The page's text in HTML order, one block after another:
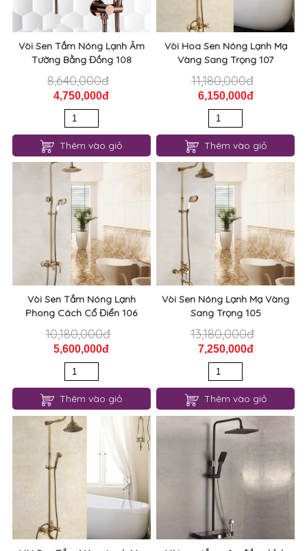
Vòi Sen Tắm Nóng Lạnh Âm
Tường Bằng Đồng 108
8,640,000đ
4,750,000đ
Thêm vào giỏ
Vòi Hoa Sen Nóng Lạnh Mạ
Vàng Sang Trọng 107
11,180,000đ
6,150,000đ
Thêm vào giỏ
Vòi Sen Tắm Nóng Lạnh
Phong Cách Cổ Điển 106
10,180,000đ
5,600,000đ
Thêm vào giỏ
Vòi Sen Nóng Lạnh Mạ Vàng
Sang Trọng 105
13,180,000đ
7,250,000đ
Thêm vào giỏ